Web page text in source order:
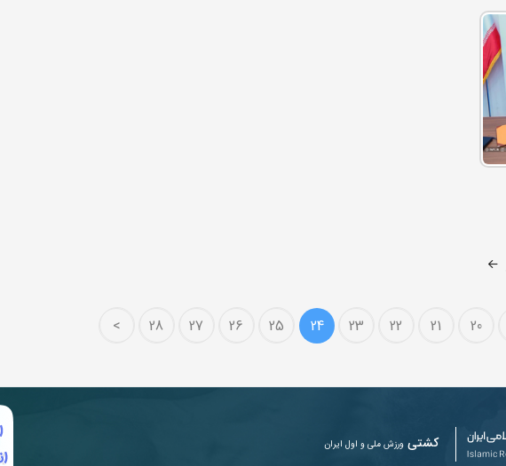
20
21
22
23
24
25
26
27
28
>
کشتی ورزش ملی و اول ایران